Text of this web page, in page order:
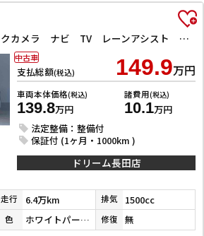
G クエロ ETC バックカメラ ナビ TV レーンアシスト 衝突被害軽減システム 両側電動スライドドア オートマチックハイビーム オートライト LEDヘッドランプ スマートキー アイドリングストップ
支払総額(税込) 149.9万円
車両本体価格(税込)
139.8万円
諸費用(税込)
10.1万円
法定整備：整備付
保証付 (1ヶ月・1000km )
中古車
ドリーム長田店
走行 6.4万km 排気 1500cc
色 ホワイトパールクリスタルシャイン 修復 無